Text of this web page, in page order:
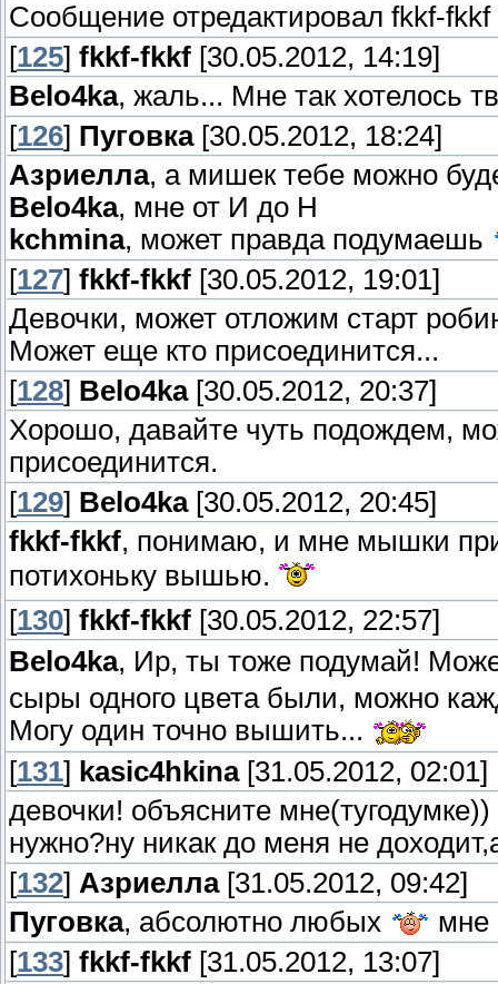
Сообщение отредактировал fkkf-fkkf
[125] fkkf-fkkf [30.05.2012, 14:19]
Belo4ka, жаль... Мне так хотелось
[126] Пуговка[30.05.2012, 18:24]
Азриелла, а мишек тебе можно
Belo4ka, мне от И до Н
kchmina, может правда подумаешь
[127] fkkf-fkkf [30.05.2012, 19:01]
Девочки, может отложим старт
Может еще кто присоединится...
[128] Belo4ka[30.05.2012, 20:37]
Хорошо, давайте чуть подождем,
присоединится.
[129] Belo4ka[30.05.2012, 20:45]
fkkf-fkkf, понимаю, и мне мышки
потихоньку вышью.
[130] fkkf-fkkf [30.05.2012, 22:57]
Belo4ka, Ир, ты тоже подумай!
сыры одного цвета были, можно
Могу один точно вышить...
[131] kasic4hkina[31.05.2012, 02:01]
девочки! объясните мне(тугодумке))
нужно?ну никак до меня не
[132] Азриелла[31.05.2012, 09:42]
Пуговка, абсолютно любых
мне
[133] fkkf-fkkf [31.05.2012, 13:07]